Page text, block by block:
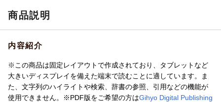
商品説明
内容紹介
※この商品は固定レイアウトで作成されており、タブレットなど
大きいディスプレイを備えた端末で読むことに適しています。ま
た、文字列のハイライトや検索、辞書の参照、引用などの機能が
使用できません。※PDF版をご希望の方はGihyo Digital Publishing